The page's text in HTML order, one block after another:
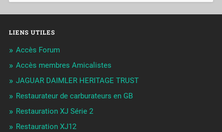
LIENS UTILES
Accès Forum
Accès membres Amicalistes
JAGUAR DAIMLER HERITAGE TRUST
Restaurateur de carburateurs en GB
Restauration XJ Série 2
Restauration XJ12